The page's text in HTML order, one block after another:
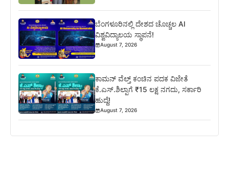
ಬೆಂಗಳೂರಿನಲ್ಲಿ ದೇಶದ ಚೊಚ್ಚಲ AI
ವಿಶ್ವವಿದ್ಯಾಲಯ ಸ್ಥಾಪನೆ!
August 7, 2026
ಕಾಮನ್ ವೆಲ್ತ್ ಕಂಚಿನ ಪದಕ ವಿಜೇತೆ
ಕೆ.ಎಸ್.ಶಿಲ್ಪಾಗೆ ₹15 ಲಕ್ಷ ನಗದು, ಸರ್ಕಾರಿ
ಹುದ್ದೆ!
August 7, 2026